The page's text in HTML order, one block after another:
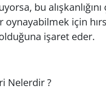
bu
için
işaret eder.
Nelerdir ?